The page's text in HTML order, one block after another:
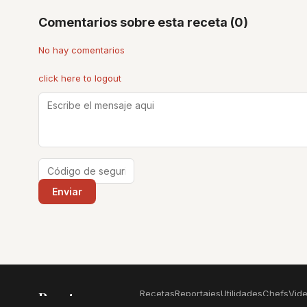
Comentarios sobre esta receta (0)
No hay comentarios
click here to logout
Recetas RecetasReportajesUtilidadesChefs